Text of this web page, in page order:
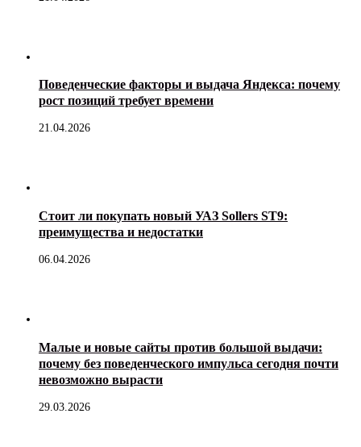
Поведенческие факторы и выдача Яндекса: почему
рост позиций требует времени
21.04.2026
Стоит ли покупать новый УАЗ Sollers ST9:
преимущества и недостатки
06.04.2026
Малые и новые сайты против большой выдачи:
почему без поведенческого импульса сегодня почти
невозможно вырасти
29.03.2026